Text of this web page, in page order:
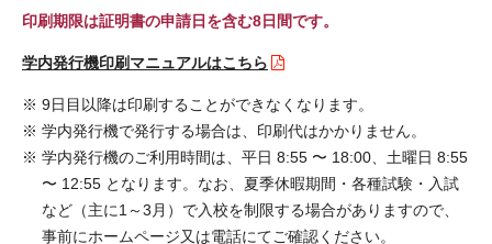
印刷期限は証明書の申請日を含む8日間です。
学内発行機印刷マニュアルはこちら
9日目以降は印刷することができなくなります。
学内発行機で発行する場合は、印刷代はかかりません。
学内発行機のご利用時間は、平日 8:55 〜 18:00、土曜日 8:55
〜 12:55 となります。なお、夏季休暇期間・各種試験・入試
など（主に1～3月）で入校を制限する場合がありますので、
事前にホームページ又は電話にてご確認ください。